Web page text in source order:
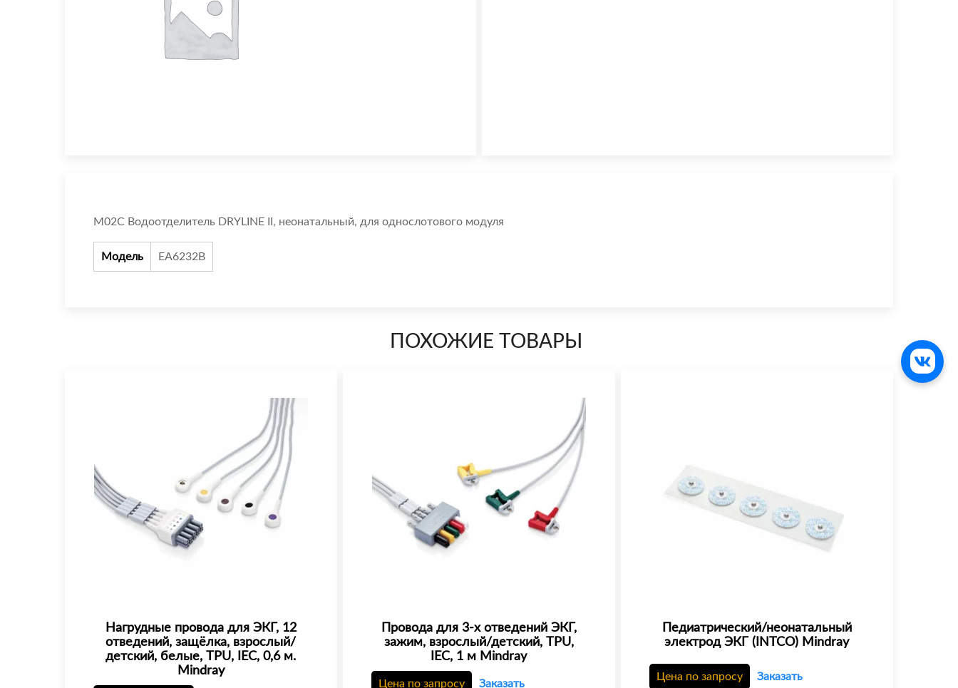
M02C Водоотделитель DRYLINE II, неонатальный, для однослотового модуля
Модель EA6232B
ПОХОЖИЕ ТОВАРЫ
Нагрудные провода для ЭКГ, 12
отведений, защёлка, взрослый/
детский, белые, TPU, IEC, 0,6 м.
Mindray
Провода для 3-х отведений ЭКГ,
зажим, взрослый/детский, TPU,
IEC, 1 м Mindray
Цена по запросу Заказать
Педиатрический/неонатальный
электрод ЭКГ (INTCO) Mindray
Цена по запросу Заказать